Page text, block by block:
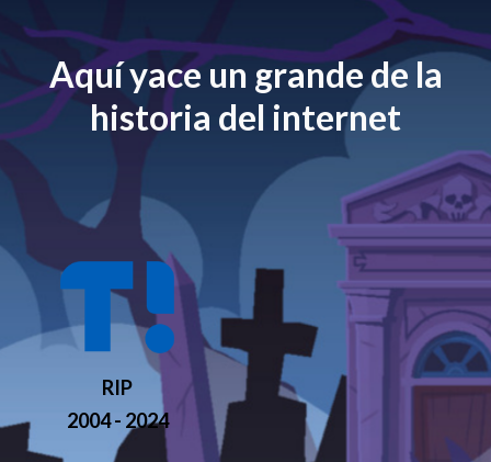
Aquí yace un grande de la
historia del internet
RIP
2004 - 2024